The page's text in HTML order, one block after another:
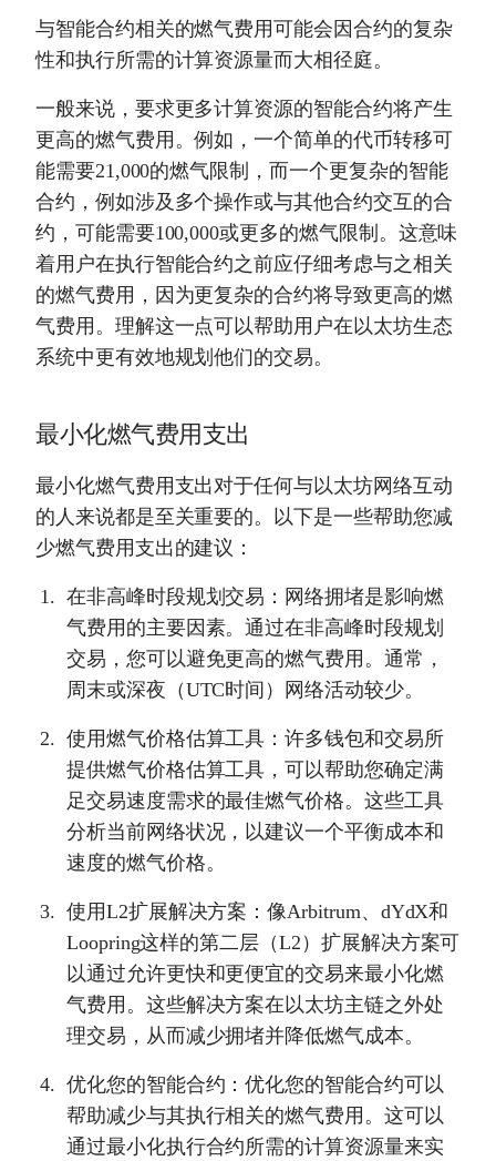
与智能合约相关的燃气费用可能会因合约的复杂
性和执行所需的计算资源量而大相径庭。
一般来说，要求更多计算资源的智能合约将产生
更高的燃气费用。例如，一个简单的代币转移可
能需要21,000的燃气限制，而一个更复杂的智能
合约，例如涉及多个操作或与其他合约交互的合
约，可能需要100,000或更多的燃气限制。这意味
着用户在执行智能合约之前应仔细考虑与之相关
的燃气费用，因为更复杂的合约将导致更高的燃
气费用。理解这一点可以帮助用户在以太坊生态
系统中更有效地规划他们的交易。
最小化燃气费用支出
最小化燃气费用支出对于任何与以太坊网络互动
的人来说都是至关重要的。以下是一些帮助您减
少燃气费用支出的建议：
在非高峰时段规划交易：网络拥堵是影响燃
气费用的主要因素。通过在非高峰时段规划
交易，您可以避免更高的燃气费用。通常，
周末或深夜（UTC时间）网络活动较少。
使用燃气价格估算工具：许多钱包和交易所
提供燃气价格估算工具，可以帮助您确定满
足交易速度需求的最佳燃气价格。这些工具
分析当前网络状况，以建议一个平衡成本和
速度的燃气价格。
使用L2扩展解决方案：像Arbitrum、dYdX和
Loopring这样的第二层（L2）扩展解决方案可
以通过允许更快和更便宜的交易来最小化燃
气费用。这些解决方案在以太坊主链之外处
理交易，从而减少拥堵并降低燃气成本。
优化您的智能合约：优化您的智能合约可以
帮助减少与其执行相关的燃气费用。这可以
通过最小化执行合约所需的计算资源量来实